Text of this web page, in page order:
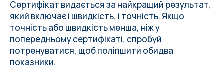
Сертифікат видається за найкращий результат,
який включає і швидкість, і точність. Якщо
точність або швидкість менша, ніж у
попередньому сертифікаті, спробуй
потренуватися, щоб поліпшити обидва
показники.